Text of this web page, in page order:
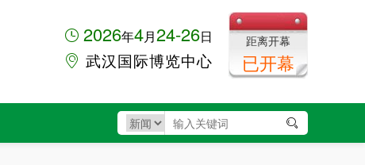
距离开幕
已开幕
2026年4月24-26日
武汉国际博览中心